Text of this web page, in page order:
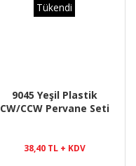
Tükendi
9045 Yeşil Plastik
CW/CCW Pervane Seti
38,40 TL + KDV